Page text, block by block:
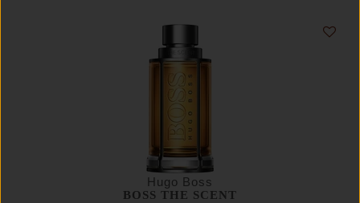
Hugo Boss
BOSS THE SCENT